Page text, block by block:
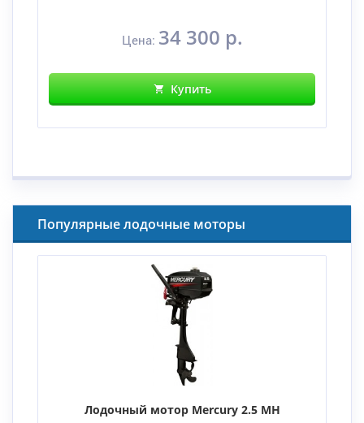
Цена: 34 300 р.
Купить
Популярные лодочные моторы
Лодочный мотор Mercury 2.5 MH